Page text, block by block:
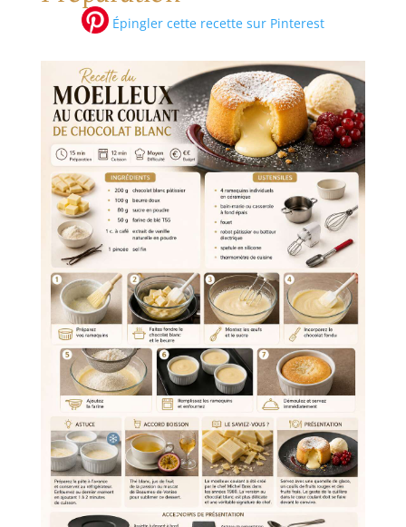
Épingler cette recette sur Pinterest